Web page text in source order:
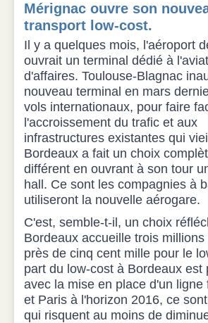
Mérignac ouvre son
transport low-cost.
Il y a quelques mois, l'aéroport
ouvrait un terminal dédié à
d'affaires. Toulouse-Blagnac
nouveau terminal en mars
vols internationaux, pour faire
l'accroissement du trafic et aux
infrastructures existantes qui
Bordeaux a fait un choix
différent en ouvrant à son tour
hall. Ce sont les compagnies à
utiliseront la nouvelle aérogare.
C'est, semble-t-il, un choix
Bordeaux accueille trois
près de cinq cent mille pour le
part du low-cost à Bordeaux
avec la mise en place d'un
et Paris à l'horizon 2016, ce
qui risquent au moins de